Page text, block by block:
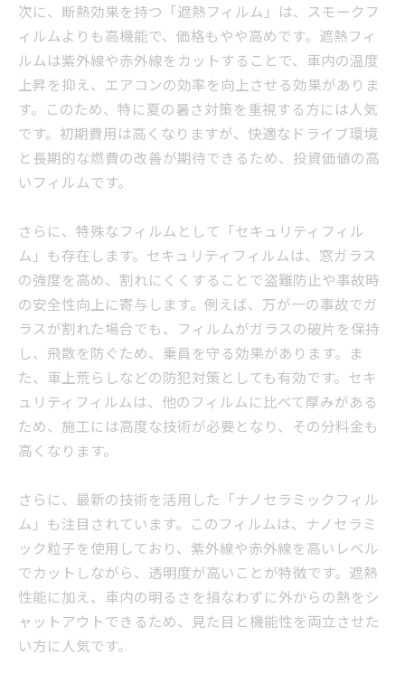
次に、断熱効果を持つ「遮熱フィルム」は、スモークフ
ィルムよりも高機能で、価格もやや高めです。遮熱フィ
ルムは紫外線や赤外線をカットすることで、車内の温度
上昇を抑え、エアコンの効率を向上させる効果がありま
す。このため、特に夏の暑さ対策を重視する方には人気
です。初期費用は高くなりますが、快適なドライブ環境
と長期的な燃費の改善が期待できるため、投資価値の高
いフィルムです。
さらに、特殊なフィルムとして「セキュリティフィル
ム」も存在します。セキュリティフィルムは、窓ガラス
の強度を高め、割れにくくすることで盗難防止や事故時
の安全性向上に寄与します。例えば、万が一の事故でガ
ラスが割れた場合でも、フィルムがガラスの破片を保持
し、飛散を防ぐため、乗員を守る効果があります。ま
た、車上荒らしなどの防犯対策としても有効です。セキ
ュリティフィルムは、他のフィルムに比べて厚みがある
ため、施工には高度な技術が必要となり、その分料金も
高くなります。
さらに、最新の技術を活用した「ナノセラミックフィル
ム」も注目されています。このフィルムは、ナノセラミ
ック粒子を使用しており、紫外線や赤外線を高いレベル
でカットしながら、透明度が高いことが特徴です。遮熱
性能に加え、車内の明るさを損なわずに外からの熱をシ
ャットアウトできるため、見た目と機能性を両立させた
い方に人気です。